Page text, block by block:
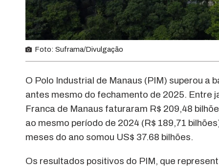
Foto: Suframa/Divulgação
O Polo Industrial de Manaus (PIM) superou a
antes mesmo do fechamento de 2025. Entre
Franca de Manaus faturaram R$ 209,48
ao mesmo período de 2024 (R$ 189,71
meses do ano somou US$ 37.68 bilhões.
Os resultados positivos do PIM, que